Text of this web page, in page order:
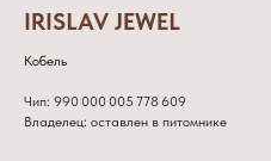
IRISLAV JEWEL
Кобель
Чип: 990 000 005 778 609
Владелец: оставлен в питомнике